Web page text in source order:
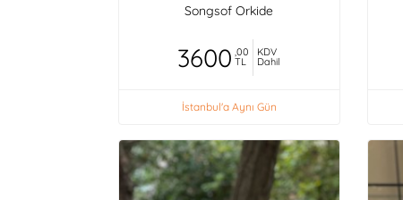
Songsof Orkide
3600 ,00
TL
KDV
Dahil
İstanbul'a Aynı Gün